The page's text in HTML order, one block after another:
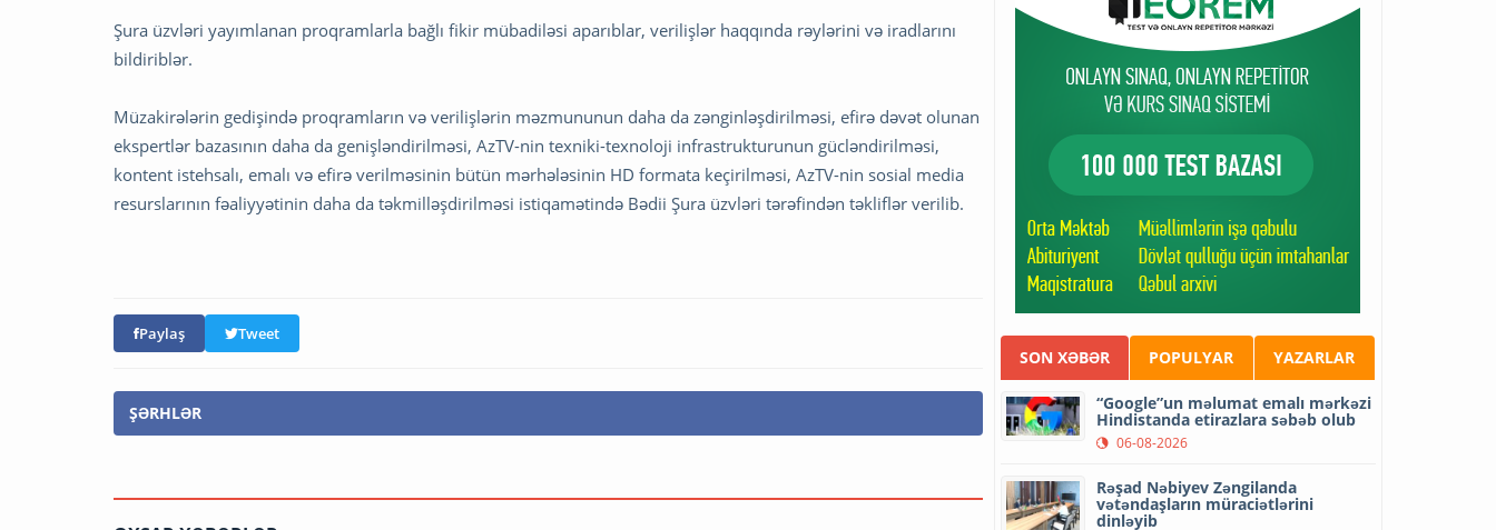
Şura üzvləri yayımlanan proqramlarla bağlı fikir mübadiləsi aparıblar, verilişlər haqqında rəylərini və iradlarını
bildiriblər.
Müzakirələrin gedişində proqramların və verilişlərin məzmununun daha da zənginləşdirilməsi, efirə dəvət olunan
ekspertlər bazasının daha da genişləndirilməsi, AzTV-nin texniki-texnoloji infrastrukturunun gücləndirilməsi,
kontent istehsalı, emalı və efirə verilməsinin bütün mərhələsinin HD formata keçirilməsi, AzTV-nin sosial media
resurslarının fəaliyyətinin daha da təkmilləşdirilməsi istiqamətində Bədii Şura üzvləri tərəfindən təkliflər verilib.
Paylaş Tweet
ŞƏRHLƏR
SON XƏBƏR POPULYAR YAZARLAR
“Google”un məlumat emalı mərkəzi
Hindistanda etirazlara səbəb olub
06-08-2026
Rəşad Nəbiyev Zəngilanda
vətəndaşların müraciətlərini
dinləyib